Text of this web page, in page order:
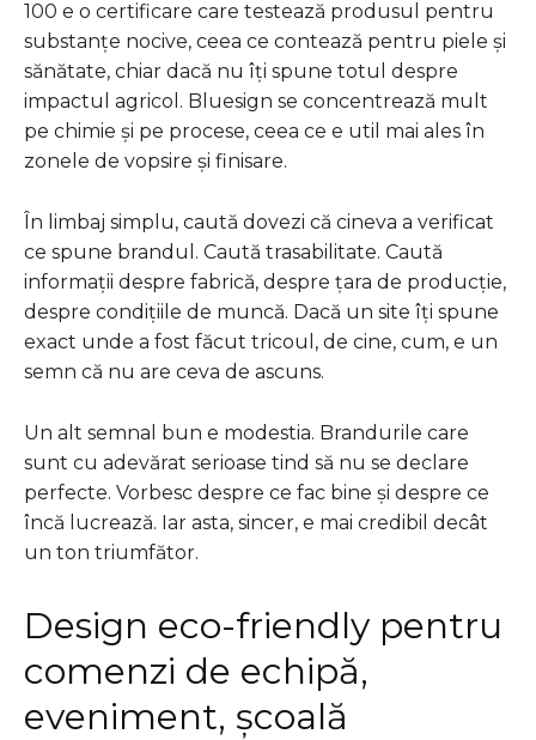
100 e o certificare care testează produsul pentru
substanțe nocive, ceea ce contează pentru piele și
sănătate, chiar dacă nu îți spune totul despre
impactul agricol. Bluesign se concentrează mult
pe chimie și pe procese, ceea ce e util mai ales în
zonele de vopsire și finisare.
În limbaj simplu, caută dovezi că cineva a verificat
ce spune brandul. Caută trasabilitate. Caută
informații despre fabrică, despre țara de producție,
despre condițiile de muncă. Dacă un site îți spune
exact unde a fost făcut tricoul, de cine, cum, e un
semn că nu are ceva de ascuns.
Un alt semnal bun e modestia. Brandurile care
sunt cu adevărat serioase tind să nu se declare
perfecte. Vorbesc despre ce fac bine și despre ce
încă lucrează. Iar asta, sincer, e mai credibil decât
un ton triumfător.
Design eco-friendly pentru
comenzi de echipă,
eveniment, școală